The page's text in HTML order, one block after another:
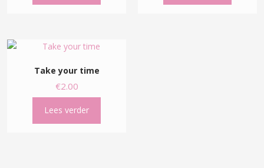
Take your time
€2.00
Lees verder